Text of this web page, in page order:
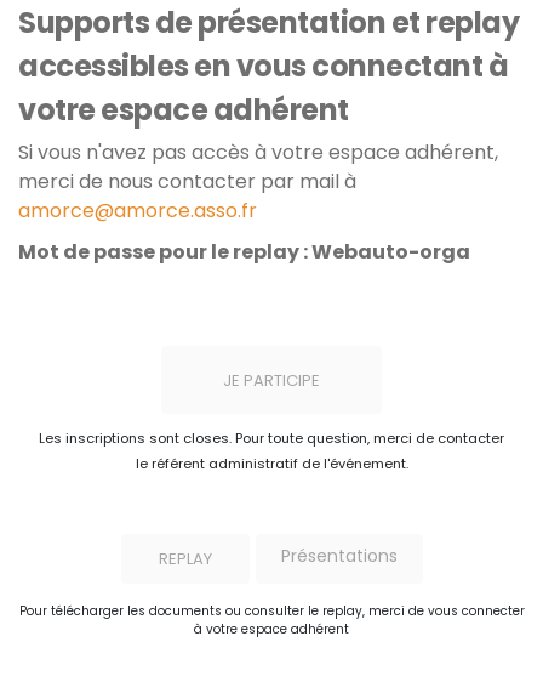
Supports de présentation et replay
accessibles en vous connectant à
votre espace adhérent
Si vous n'avez pas accès à votre espace adhérent,
merci de nous contacter par mail à
amorce@amorce.asso.fr
Mot de passe pour le replay : Webauto-orga
JE PARTICIPE
Les inscriptions sont closes. Pour toute question, merci de contacter
le référent administratif de l'événement.
REPLAY Présentations
Pour télécharger les documents ou consulter le replay, merci de vous connecter
à votre espace adhérent